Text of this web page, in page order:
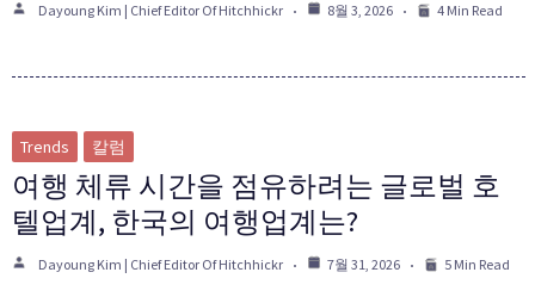
Dayoung Kim | Chief Editor Of Hitchhickr 8월 3, 2026 4 Min Read
Trends 칼럼
여행 체류 시간을 점유하려는 글로벌 호
텔업계, 한국의 여행업계는?
Dayoung Kim | Chief Editor Of Hitchhickr 7월 31, 2026 5 Min Read